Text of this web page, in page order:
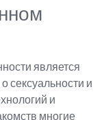
является
сексуальности и
и
многие